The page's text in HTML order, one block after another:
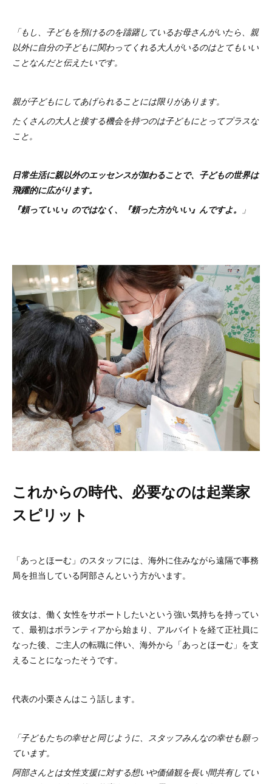
「もし、子どもを預けるのを躊躇しているお母さんがいたら、親
以外に自分の子どもに関わってくれる大人がいるのはとてもいい
ことなんだと伝えたいです。
親が子どもにしてあげられることには限りがあります。
たくさんの大人と接する機会を持つのは子どもにとってプラスな
こと。
日常生活に親以外のエッセンスが加わることで、子どもの世界は
飛躍的に広がります。
『頼っていい』のではなく、『頼った方がいい』んですよ。
」
これからの時代、必要なのは起業家
スピリット
「あっとほーむ」のスタッフには、海外に住みながら遠隔で事務
局を担当している阿部さんという方がいます。
彼女は、働く女性をサポートしたいという強い気持ちを持ってい
て、最初はボランティアから始まり、アルバイトを経て正社員に
なった後、ご主人の転職に伴い、海外から「あっとほーむ」を支
えることになったそうです。
代表の小栗さんはこう話します。
「子どもたちの幸せと同じように、スタッフみんなの幸せも願っ
ています。
阿部さんとは女性支援に対する想いや価値観を長い間共有してい